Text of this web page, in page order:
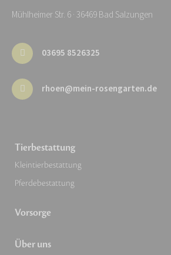
Mühlheimer Str. 6 · 36469 Bad Salzungen
03695 8526325
rhoen@mein-rosengarten.de
Tierbestattung
Kleintierbestattung
Pferdebestattung
Vorsorge
Über uns